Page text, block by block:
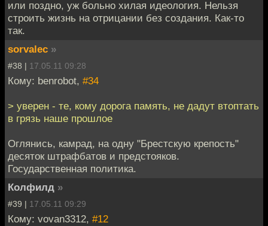
или поздно, уж больно хилая идеология. Нельзя
строить жизнь на отрицании без создания. Как-то
так.
sorvalec »
#38 | 17.05.11 09:28
Кому: benrobot, #34
> уверен - те, кому дорога память, не дадут втоптать
в грязь наше прошлое
Оглянись, камрад, на одну "Брестскую крепость"
десяток штрафбатов и предстояков.
Государственная политика.
Колфилд »
#39 | 17.05.11 09:29
Кому: vovan3312, #12